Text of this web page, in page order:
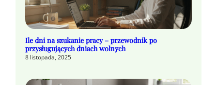
Ile dni na szukanie pracy – przewodnik po
przysługujących dniach wolnych
8 listopada, 2025